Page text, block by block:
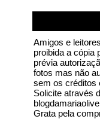
Amigos e
proibida a cópia
prévia
fotos mas não
sem os créditos
Solicite através
Grata pela